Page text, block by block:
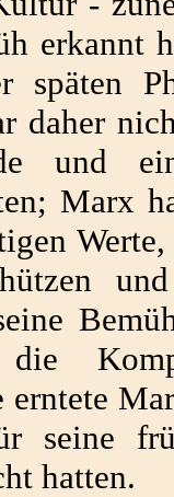
erkannt
späten
daher
und
Marx
erntete
seine
hatten.